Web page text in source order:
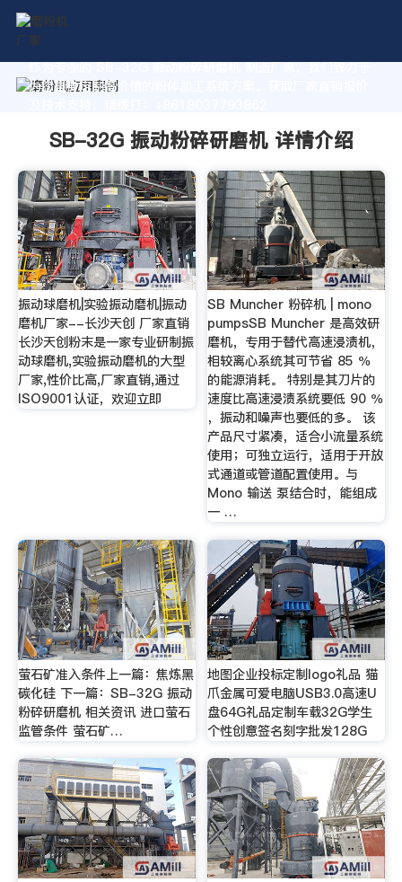
作为专业的 SB-32G 振动粉碎研磨机 制造厂家，我们致力于
为您量身定制高价值的粉体加工系统方案。获取厂家直销报价
SB-32G 振动粉碎研磨机 详情介绍
振动球磨机|实验振动磨机|振动
磨机厂家--长沙天创 厂家直销
长沙天创粉末是一家专业研制振
动球磨机,实验振动磨机的大型
厂家,性价比高,厂家直销,通过
ISO9001认证，欢迎立即
SB Muncher 粉碎机 | mono
pumpsSB Muncher 是高效研
磨机，专用于替代高速浸渍机，
相较离心系统其可节省 85 ％
的能源消耗。 特别是其刀片的
速度比高速浸渍系统要低 90 ％
，振动和噪声也要低的多。 该
产品尺寸紧凑，适合小流量系统
使用；可独立运行，适用于开放
式通道或管道配置使用。与
Mono 输送 泵结合时，能组成
一 …
萤石矿准入条件上一篇：焦炼黑
碳化硅 下一篇：SB-32G 振动
粉碎研磨机 相关资讯 进口萤石
监管条件 萤石矿…
地图企业投标定制logo礼品 猫
爪金属可爱电脑USB3.0高速U
盘64G礼品定制车载32G学生
个性创意签名刻字批发128G